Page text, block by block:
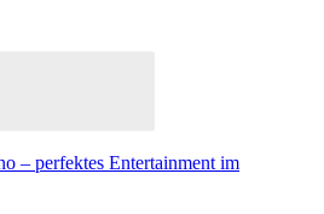
– perfektes Entertainment im